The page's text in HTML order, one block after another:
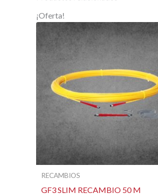
¡Oferta!
RECAMBIOS
GF3 SLIM RECAMBIO 50 M